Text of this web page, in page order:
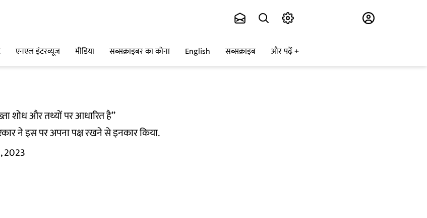
एनएल इंटरव्यूज मीडिया सब्सक्राइबर का कोना English सब्सक्राइब और पढ़ें
शोध और तथ्यों पर आधारित है’’
ने इस पर अपना पक्ष रखने से इनकार किया.
2023